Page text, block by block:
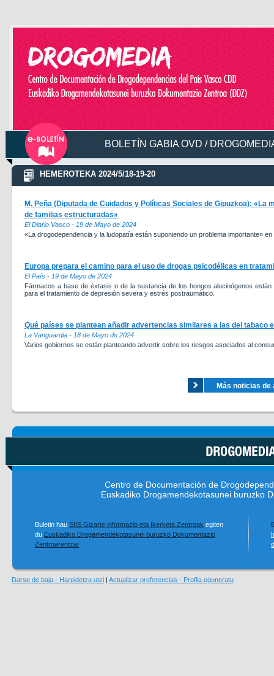
BOLETÍN GABIA OVD /
HEMEROTEKA 2024/5/18-19-20
M. Peña (Diputada de Cuidados y Políticas Sociales de Gipuzkoa):
de familias estructuradas»
El Diario Vasco - 19 de Mayo de 2024
«La drogodependencia y la ludopatía están suponiendo un problema importante»
Europa prepara el camino para el uso de drogas psicodélicas en
El País - 19 de Mayo de 2024
Fármacos a base de éxtasis o de la sustancia de los hongos alucinógenos
para el tratamiento de depresión severa y estrés postraumático.
Qué países se plantean añadir advertencias similares a las del tabaco
La Vanguardia - 18 de Mayo de 2024
Varios gobiernos se están planteando advertir sobre los riesgos asociados al
Más noticias
Centro de Documentación de
Euskadiko Drogamendekotasunei buruzko
Buletin hau SIIS Gizarte informazio eta Ikerketa Zentroak egiten
du Euskadiko Drogamendekotasunei buruzko Dokumentazio
Zentroarentzat
Darse de baja - Harpidetza utzi | Actualizar preferencias - Profila eguneratu